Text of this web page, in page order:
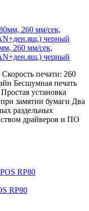
260 мм/сек,
черный
печати: 260
Бесшумная печать
установка
замятии бумаги Два
раздельных
драйверов и ПО
RP80